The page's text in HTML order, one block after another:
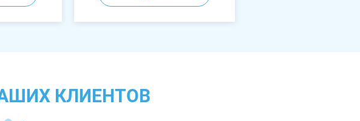
КЛИЕНТОВ